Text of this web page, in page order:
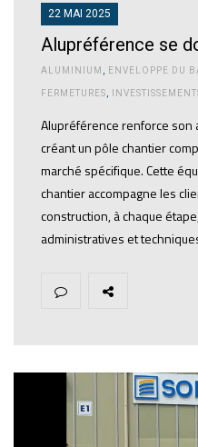
22 MAI 2025
Alupréférence se
ALUMINIUM , ENVELOPPE DU
FERMETURES,
Alupréférence renforce son
créant un pôle chantier
marché spécifique. Cette
chantier accompagne les
construction, à chaque
administratives et